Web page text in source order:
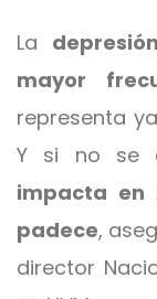
La
mayor
representa
Y si no se
impacta en
padece,
director